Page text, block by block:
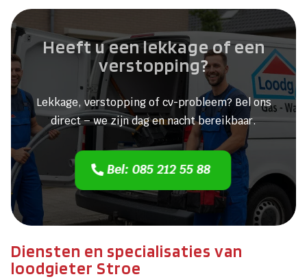
Heeft u een lekkage of een
verstopping?
Lekkage, verstopping of cv-probleem? Bel ons
direct – we zijn dag en nacht bereikbaar.
Bel: 085 212 55 88
Diensten en specialisaties van
loodgieter Stroe